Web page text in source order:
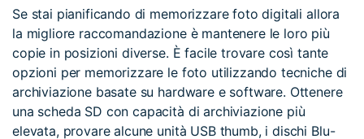
Se stai pianificando di memorizzare foto digitali allora
la migliore raccomandazione è mantenere le loro più
copie in posizioni diverse. È facile trovare così tante
opzioni per memorizzare le foto utilizzando tecniche di
archiviazione basate su hardware e software. Ottenere
una scheda SD con capacità di archiviazione più
elevata, provare alcune unità USB thumb, i dischi Blu-